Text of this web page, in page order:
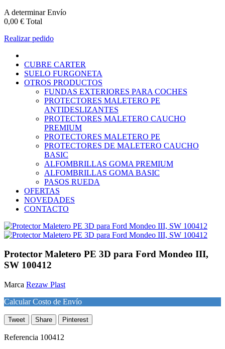
A determinarEnvío
0,00 € Total
Realizar pedido
CUBRE CARTER
SUELO FURGONETA
OTROS PRODUCTOS
FUNDAS EXTERIORES PARA COCHES
PROTECTORES MALETERO PE
ANTIDESLIZANTES
PROTECTORES MALETERO CAUCHO
PREMIUM
PROTECTORES MALETERO PE
PROTECTORES DE MALETERO CAUCHO
BASIC
ALFOMBRILLAS GOMA PREMIUM
ALFOMBRILLAS GOMA BASIC
PASOS RUEDA
OFERTAS
NOVEDADES
CONTACTO
Protector Maletero PE 3D para Ford Mondeo III,
SW 100412
Marca Rezaw Plast
Calcular Costo de Envío
Tweet Share Pinterest
Referencia 100412